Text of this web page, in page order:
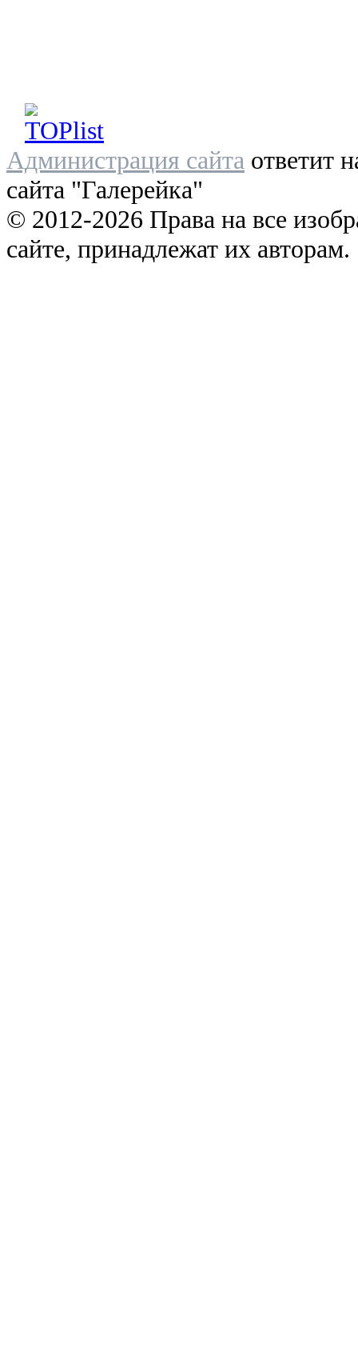
Администрация сайта ответит
сайта "Галерейка"
© 2012-2026 Права на все
сайте, принадлежат их авторам.